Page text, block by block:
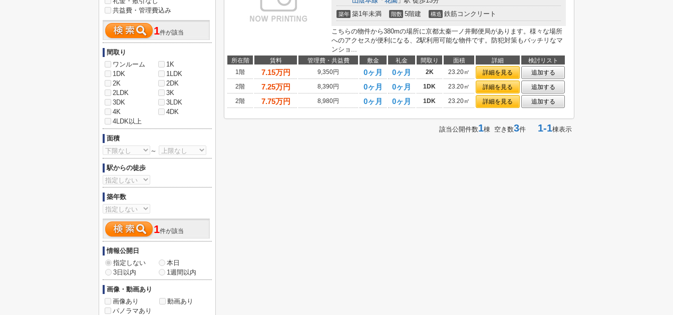
築年 築1年未満 階数 5階建 構造 鉄筋コンクリート
こちらの物件から380mの場所に京都太秦一ノ井郵便局があります。様々な場所
へのアクセスが便利になる、2駅利用可能な物件です。防犯対策もバッチリなマ
ンショ...
所在階 賃料 管理費・共益費 敷金 礼金 間取り 面積 詳細
検討リスト
1階
7.15万円 9,350円 0ヶ月 0ヶ月 2K 23.20㎡ 詳細を見る
追加する
2階
7.25万円 8,390円 0ヶ月 0ヶ月 1DK 23.20㎡ 詳細を見る
追加する
2階
7.75万円 8,980円 0ヶ月 0ヶ月 1DK 23.20㎡ 詳細を見る 追加する
該当公開件数1棟 空き数3件 1-1棟表示
共益費・管理費込み
1件が該当
間取り
ワンルーム
1K
1DK
1LDK
2K
2DK
2LDK
3K
3DK
3LDK
4K
4DK
4LDK以上
面積
～
駅からの徒歩
築年数
1件が該当
情報公開日
指定しない
本日
3日以内
1週間以内
画像・動画あり
画像あり
動画あり
パノラマあり